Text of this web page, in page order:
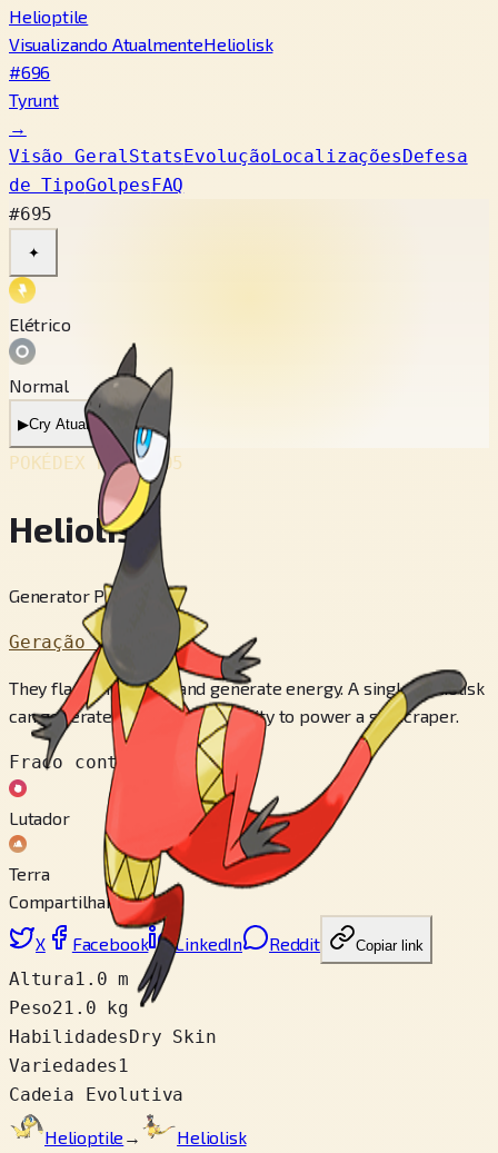
Helioptile
Visualizando AtualmenteHeliolisk
#696
Tyrunt
→
Visão GeralStatsEvoluçãoLocalizaçõesDefesa
de TipoGolpesFAQ
#695
✦
Elétrico
Normal
▶Cry Atual
POKÉDEX No.#695
Heliolisk
Generator Pokémon
Geração 6
They flare their frills and generate energy. A single Heliolisk
can generate sufficient electricity to power a skyscraper.
Fraco contra
Lutador
Terra
Compartilhar
X Facebook LinkedIn Reddit Copiar link
Altura1.0 m
Peso21.0 kg
HabilidadesDry Skin
Variedades 1
Cadeia Evolutiva
Helioptile →
Heliolisk